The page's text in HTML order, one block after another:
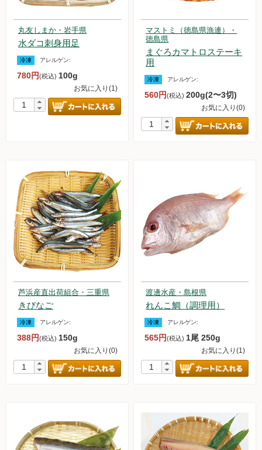
丸友しまか・岩手県
水ダコ刺身用足
冷凍 アレルゲン:
780円(税込) 100g
お気に入り(1)
マストミ（徳島県漁連）・
徳島県
まぐろカマトロステーキ
用
冷凍 アレルゲン:
560円(税込)200g(2〜3切)
お気に入り(0)
芦浜産直出荷組合・三重県
きびなご
冷凍 アレルゲン:
388円(税込) 150g
お気に入り(0)
渡邊水産・島根県
れんこ鯛（調理用）
冷凍 アレルゲン:
565円(税込) 1尾 250g
お気に入り(1)